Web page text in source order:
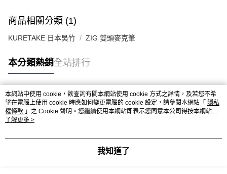
商品相關分類 (1)
KURETAKE 日本吳竹 ZIG 雙頭麥克筆
本分類熱銷全站排行
熱門標籤
本網站中使用 cookie，欲查詢有關本網站使用 cookie 方式之詳情，及若您不希
望在電腦上使用 cookie 時應如何變更電腦的 cookie 設定，請參閱本網站「 隱私
權條款 」之 Cookie 聲明。您繼續使用本網站即表示您同意本公司得按本網站使
用條款之 Cookie 聲明使用 cookie。
了解更多 >
我知道了